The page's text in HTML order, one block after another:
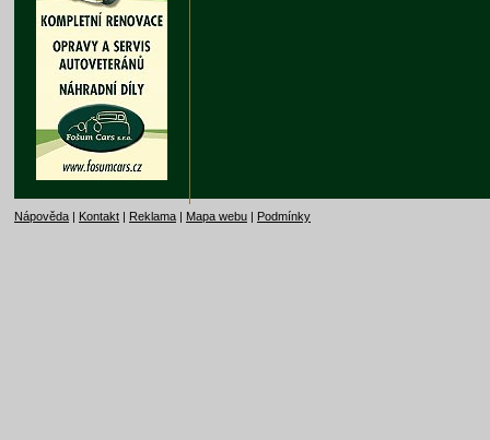
Nápověda | Kontakt | Reklama | Mapa webu | Podmínky